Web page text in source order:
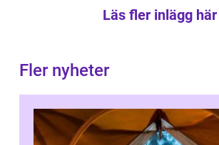
Läs fler inlägg här
Fler nyheter